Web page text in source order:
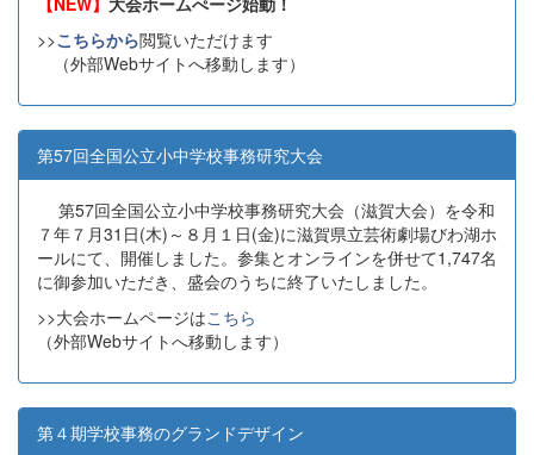
>>こちらから閲覧いただけます
（外部Webサイトへ移動します）
第57回全国公立小中学校事務研究大会
第57回全国公立小中学校事務研究大会（滋賀大会）を令和
７年７月31日(木)～８月１日(金)に滋賀県立芸術劇場びわ湖ホ
ールにて、開催しました。参集とオンラインを併せて1,747名
に御参加いただき、盛会のうちに終了いたしました。
>>大会ホームページはこちら
（外部Webサイトへ移動します）
第４期学校事務のグランドデザイン